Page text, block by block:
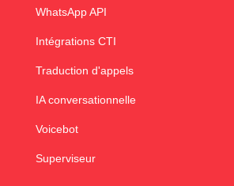
WhatsApp API
Intégrations CTI
Traduction d'appels
IA conversationnelle
Voicebot
Superviseur